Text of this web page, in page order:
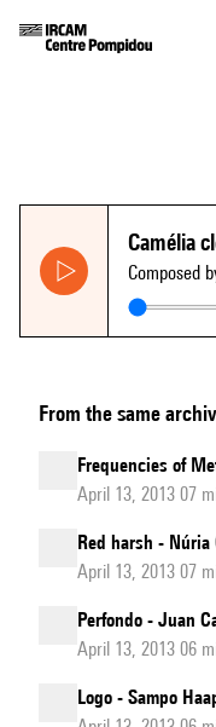
Camélia
Composed
From the same
Frequencies of
April 13, 2013 07
Red harsh - Núria
April 13, 2013 07
Perfondo - Juan
April 13, 2013 06
Logo - Sampo